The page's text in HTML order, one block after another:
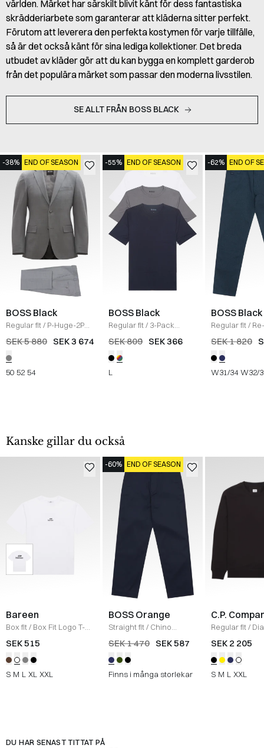
världen. Märket har särskilt blivit känt för dess fantastiska
skrädderiarbete som garanterar att kläderna sitter perfekt.
Förutom att leverera den perfekta kostymen för varje tillfälle,
så är det också känt för sina lediga kollektioner. Det breda
utbudet av kläder gör att du kan bygga en komplett garderob
från det populära märket som passar den moderna livsstilen.
SE ALLT FRÅN BOSS BLACK
-38% END OF SEASON
BOSS Black
Regular fit/ P-Huge-2PCS
Suit/ GRÅ
SEK 5 880 SEK 3 674
50 52 54
-55% END OF SEASON
BOSS Black
Regular fit/ 3-Pack
crewneck T-shirts /
SEK 809 SEK 366
L
-62% END OF
BOSS Black
Regular fit/
Mouliné-Twill
SEK 1 820
W31/34 W32/
Kanske gillar du också
Bareen
Box fit/ Box Fit Logo T-
shirt /WHITE
SEK 515
S M L XL XXL
-60% END OF SEASON
BOSS Orange
Straight fit/ Chino
Straight
NAVY
SEK 1 470 SEK 587
Finns i många storlekar
C.P.
Regular fit/
Raised
SEK 2 205
S M L XXL
DU HAR SENAST TITTAT PÅ